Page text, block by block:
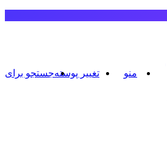
جستجو برایتغییر پوسته منو